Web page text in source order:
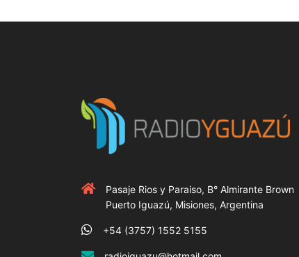
Pasaje Rios y Paraiso, B° Almirante Brown
Puerto Iguazú, Misiones, Argentina
+54 (3757) 1552 5155